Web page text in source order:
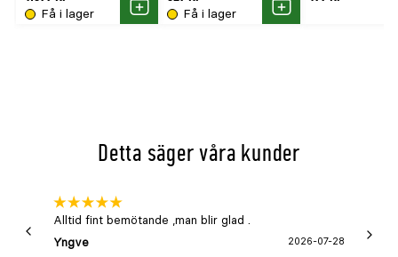
Få i lager Köp Få i lager Köp
Detta säger våra kunder
Alltid fint bemötande ,man blir glad .
Yngve
2026-07-28